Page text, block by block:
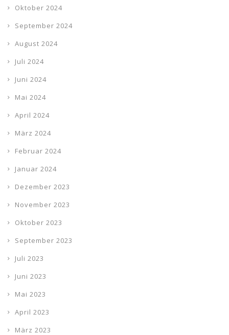
Oktober 2024
September 2024
August 2024
Juli 2024
Juni 2024
Mai 2024
April 2024
März 2024
Februar 2024
Januar 2024
Dezember 2023
November 2023
Oktober 2023
September 2023
Juli 2023
Juni 2023
Mai 2023
April 2023
März 2023